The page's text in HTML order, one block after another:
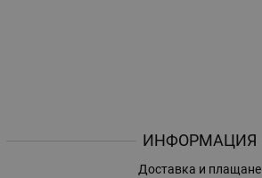
ИНФОРМАЦИЯ
Доставка и плащане